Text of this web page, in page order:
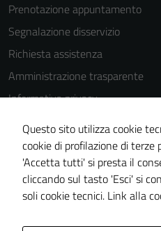
Prenotazione appuntamento
Segnalazione disservizio
Richiesta assistenza
Amministrazione trasparente
Informativa privacy
Cookie Policy
Note legali
Dichiarazione di accessibilità
Piano di miglioramento del sito
Questo sito utilizza cookie
cookie di profilazione di terze
'Accetta tutti' si presta il
cliccando sul tasto 'Esci' si
soli cookie tecnici. Link alla